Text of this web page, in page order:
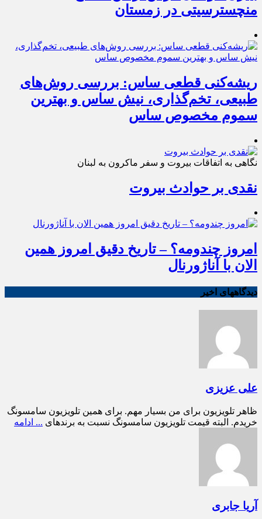
منچسترسیتی در زمستان
ریشه‌کنی قطعی ساس: بررسی روش‌های
طبیعی، تخم‌گذاری، نیش ساس و بهترین
سموم مخصوص ساس
نگاهی به اتفاقات بیروت و سفر ماکرون به لبنان
نقدی بر حوادث بیروت
امروز چندومه؟ – تاریخ دقیق امروز همین
الان با آناژورنال
دیدگاههای اخیر
علی عزیزی
ظاهر تلویزیون برای من بسیار مهم. برای همین تلویزیون سامسونگ
خریدم. البته قیمت تلویزیون سامسونگ نسبت به برندهای ... ادامه
آریا جابری